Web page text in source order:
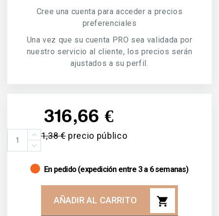
Cree una cuenta para acceder a precios
preferenciales
Una vez que su cuenta PRO sea validada por
nuestro servicio al cliente, los precios serán
ajustados a su perfil.
316,66 €
501,38 €precio público
En pedido (expedición entre 3 a 6 semanas)
AÑADIR AL CARRITO shopping_cart